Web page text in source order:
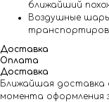
ближайший
Воздушные шары
Доставка
Оплата
Доставка
Ближайшая доставка
момента оформления